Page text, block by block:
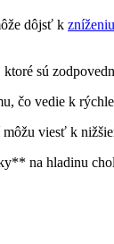
dôjsť​ k
sú
čo vedie ⁢k⁣
viesť k
na hladinu